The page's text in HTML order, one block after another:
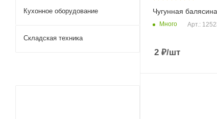
Чугунная
Много Арт.:
2 ₽/шт
Кухонное оборудование
Складская техника